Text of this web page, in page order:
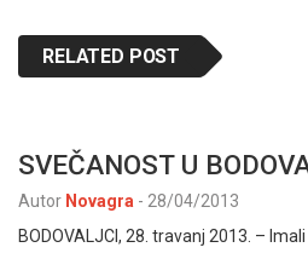
RELATED POST
SVEČANOST U
Autor Novagra - 28/04/2013
BODOVALJCI, 28. travanj 2013. –